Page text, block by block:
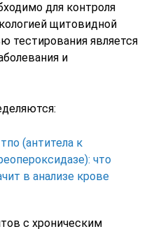
для контроля
щитовидной
тестирования является
и
(антитела к
что
в анализе крове
с хроническим